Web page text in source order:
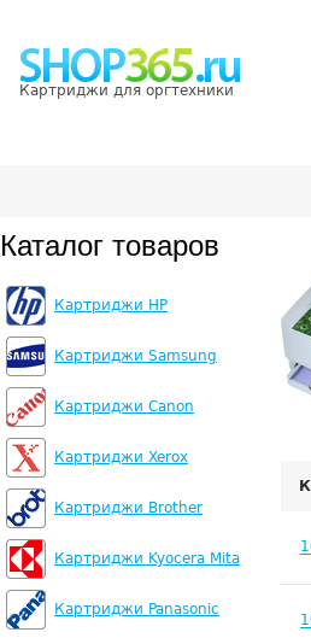
Картриджи для оргтехники
Каталог товаров
Картриджи HP
Картриджи Samsung
Картриджи Canon
Картриджи Xerox
Картриджи Brother
Картриджи Kyocera Mita
Картриджи Panasonic